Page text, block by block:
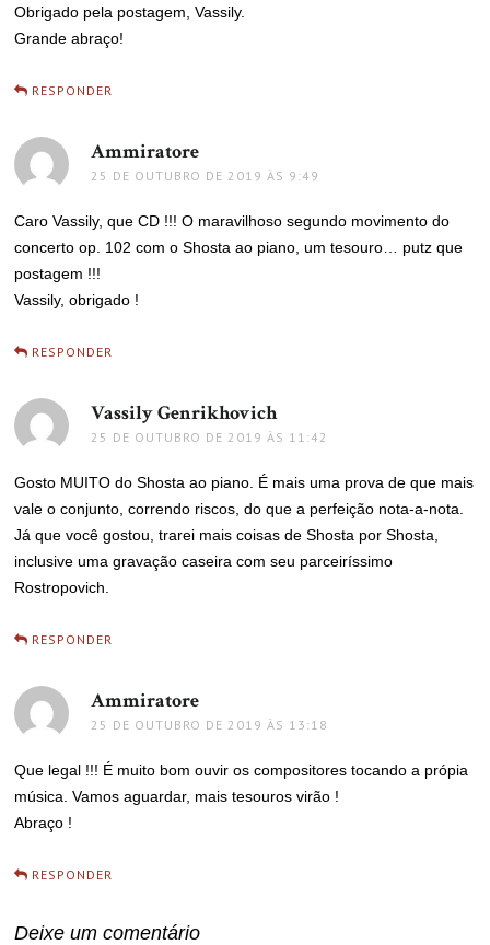
Obrigado pela postagem, Vassily.
Grande abraço!
RESPONDER
Ammiratore
25 DE OUTUBRO DE 2019 ÀS 9:49
Caro Vassily, que CD !!! O maravilhoso segundo movimento do
concerto op. 102 com o Shosta ao piano, um tesouro… putz que
postagem !!!
Vassily, obrigado !
RESPONDER
Vassily Genrikhovichdisse:
25 DE OUTUBRO DE 2019 ÀS 11:42
Gosto MUITO do Shosta ao piano. É mais uma prova de que mais
vale o conjunto, correndo riscos, do que a perfeição nota-a-nota.
Já que você gostou, trarei mais coisas de Shosta por Shosta,
inclusive uma gravação caseira com seu parceiríssimo
Rostropovich.
RESPONDER
Ammiratore
25 DE OUTUBRO DE 2019 ÀS 13:18
Que legal !!! É muito bom ouvir os compositores tocando a própia
música. Vamos aguardar, mais tesouros virão !
Abraço !
RESPONDER
Deixe um comentário